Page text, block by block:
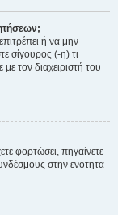
ή να μην
σίγουρος (-η) τι
τον διαχειριστή του
φορτώσει, πηγαίνετε
στην ενότητα